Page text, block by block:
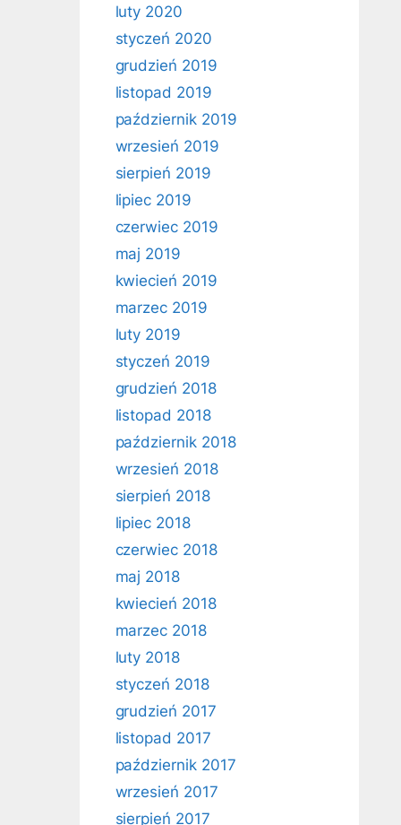
luty 2020
styczeń 2020
grudzień 2019
listopad 2019
październik 2019
wrzesień 2019
sierpień 2019
lipiec 2019
czerwiec 2019
maj 2019
kwiecień 2019
marzec 2019
luty 2019
styczeń 2019
grudzień 2018
listopad 2018
październik 2018
wrzesień 2018
sierpień 2018
lipiec 2018
czerwiec 2018
maj 2018
kwiecień 2018
marzec 2018
luty 2018
styczeń 2018
grudzień 2017
listopad 2017
październik 2017
wrzesień 2017
sierpień 2017